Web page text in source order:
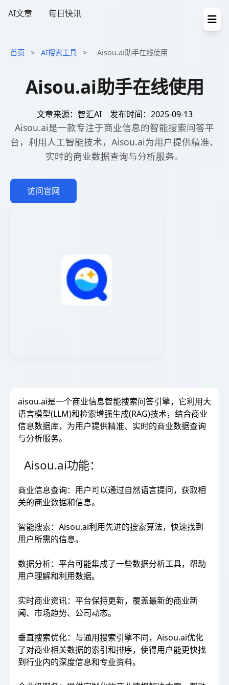
AI文章 每日快讯
首页 > AI搜索工具 > Aisou.ai助手在线使用
Aisou.ai助手在线使用
文章来源：智汇AI 发布时间：2025-09-13
Aisou.ai是一款专注于商业信息的智能搜索问答平
台，利用人工智能技术，Aisou.ai为用户提供精准、
实时的商业数据查询与分析服务。
访问官网
aisou.ai是一个商业信息智能搜索问答引擎，它利用大
语言模型(LLM)和检索增强生成(RAG)技术，结合商业
信息数据库，为用户提供精准、实时的商业数据查询
与分析服务。
Aisou.ai功能：
商业信息查询：用户可以通过自然语言提问，获取相
关的商业数据和信息。
智能搜索：Aisou.ai利用先进的搜索算法，快速找到
用户所需的信息。
数据分析：平台可能集成了一些数据分析工具，帮助
用户理解和利用数据。
实时商业资讯：平台保持更新，覆盖最新的商业新
闻、市场趋势、公司动态。
垂直搜索优化：与通用搜索引擎不同，Aisou.ai优化
了对商业相关数据的索引和排序，使得用户能更快找
到行业内的深度信息和专业资料。